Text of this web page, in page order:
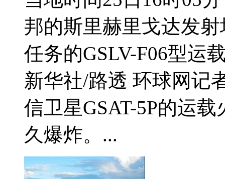
邦的斯里赫里戈达发
任务的GSLV-F06型运
新华社/路透 环球网记
信卫星GSAT-5P的运
久爆炸。...